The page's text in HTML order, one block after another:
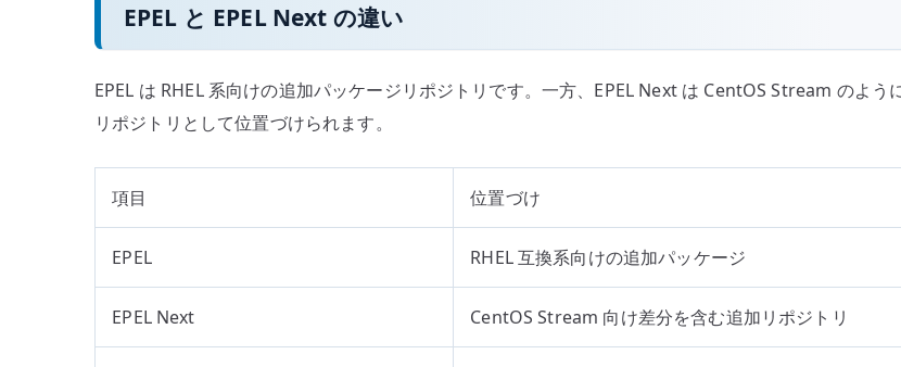
EPEL と EPEL Next の違い
EPEL は RHEL 系向けの追加パッケージリポジトリです。一方、EPEL Next は CentOS Stream のよ
リポジトリとして位置づけられます。
項目 位置づけ
EPEL RHEL 互換系向けの追加パッケージ
EPEL Next CentOS Stream 向け差分を含む追加リポジトリ